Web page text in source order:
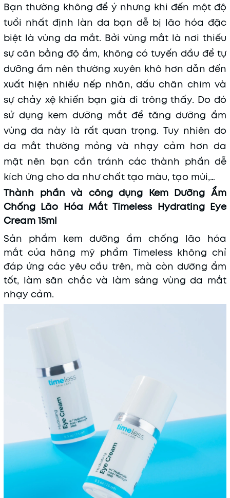
Bạn thường không để ý nhưng khi đến một độ
tuổi nhất định làn da bạn dễ bị lão hóa đặc
biệt là vùng da mắt. Bởi vùng mắt là nơi thiếu
sự cân bằng độ ẩm, không có tuyến dầu để tự
dưỡng ẩm nên thường xuyên khô hơn dẫn đến
xuất hiện nhiều nếp nhăn, dấu chân chim và
sự chảy xệ khiến bạn già đi trông thấy. Do đó
sử dụng kem dưỡng mắt để tăng dưỡng ẩm
vùng da này là rất quan trọng. Tuy nhiên do
da mắt thường mỏng và nhạy cảm hơn da
mặt nên bạn cần tránh các thành phần dễ
kích ứng cho da như chất tạo màu, tạo mùi,…
Thành phần và công dụng Kem Dưỡng Ẩm
Chống Lão Hóa Mắt Timeless Hydrating Eye
Cream 15ml
Sản phẩm kem dưỡng ẩm chống lão hóa
mắt của hãng mỹ phẩm Timeless không chỉ
đáp ứng các yêu cầu trên, mà còn dưỡng ẩm
tốt, làm săn chắc và làm sáng vùng da mắt
nhạy cảm.